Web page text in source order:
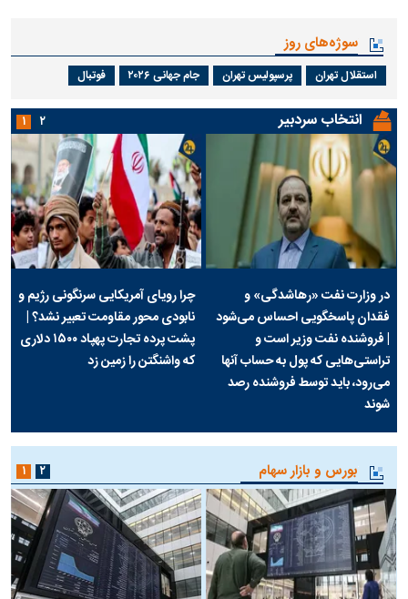
سوژه‌های روز
استقلال تهران پرسپولیس تهران جام جهانی ۲۰۲۶ فوتبال
انتخاب سردبیر
در وزارت نفت «رهاشدگی» و
فقدان پاسخگویی احساس می‌شود
| فروشنده نفت وزیر است و
تراستی‌هایی که پول به حساب آنها
می‌رود، باید توسط فروشنده رصد
شوند
چرا رویای آمریکایی سرنگونی رژیم و
نابودی محور مقاومت تعبیر نشد؟ |
پشت پرده تجارت پهپاد‌ ۱۵۰۰ دلاری
که واشنگتن را زمین زد
۱ ۲
بورس و بازار سهام ۱ ۲